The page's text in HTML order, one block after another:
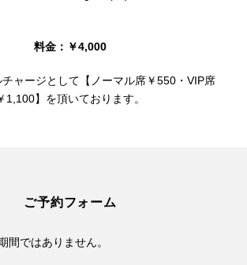
料金：￥4,000
ャージとして【ノーマル席￥550・VIP席
1,100】を頂いております。
ご予約フォーム
間ではありません。